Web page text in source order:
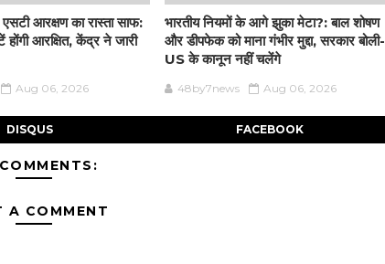
एसटी आरक्षण का रास्ता साफ:
होंगी आरक्षित, केंद्र ने जारी
Aug 06, 2026
भारतीय नियमों के आगे झुका मेटा?: बाल शोषण
और डीपफेक को माना गंभीर मुद्दा, सरकार बोली-
US के कानून नहीं चलेंगे
48by7news Aug 06, 2026
DISQUS FACEBOOK
A COMMENT